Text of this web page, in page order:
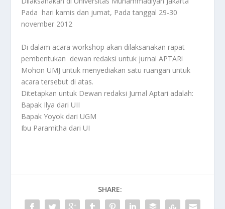
Pada hari kamis dan jumat, Pada tanggal 29-30
november 2012
Di dalam acara workshop akan dilaksanakan rapat
pembentukan dewan redaksi untuk jurnal APTARi
Mohon UMJ untuk menyediakan satu ruangan untuk
acara tersebut di atas.
Ditetapkan untuk Dewan redaksi Jurnal Aptari adalah:
Bapak Ilya dari UII
Bapak Yoyok dari UGM
Ibu Paramitha dari UI
SHARE: